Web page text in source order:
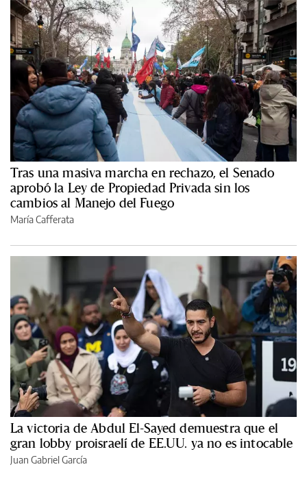
Tras una masiva marcha en rechazo, el Senado
aprobó la Ley de Propiedad Privada sin los
cambios al Manejo del Fuego
María Cafferata
La victoria de Abdul El-Sayed demuestra que el
gran lobby proisraelí de EE.UU. ya no es intocable
Juan Gabriel García